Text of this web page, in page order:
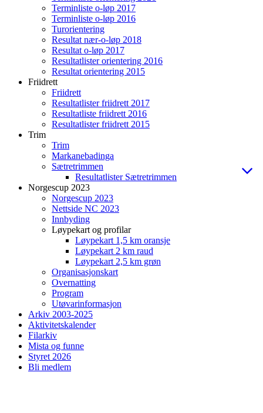
Terminliste o-løp 2017
Terminliste o-løp 2016
Turorientering
Resultat nær-o-løp 2018
Resultat o-løp 2017
Resultatlister orientering 2016
Resultat orientering 2015
Friidrett
Friidrett
Resultatlister friidrett 2017
Resultatliste friidrett 2016
Resultatlister friidrett 2015
Trim
Trim
Markanebadinga
Sætretrimmen
Resultatlister Sætretrimmen
Norgescup 2023
Norgescup 2023
Nettside NC 2023
Innbyding
Løypekart og profilar
Løypekart 1,5 km oransje
Løypekart 2 km raud
Løypekart 2,5 km grøn
Organisasjonskart
Overnatting
Program
Utøvarinformasjon
Arkiv 2003-2025
Aktivitetskalender
Filarkiv
Mista og funne
Styret 2026
Bli medlem